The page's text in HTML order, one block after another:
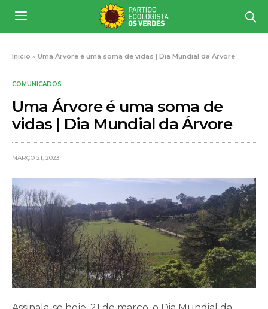
Início »Uma Árvore é uma soma de vidas | Dia Mundial da Árvore
COMUNICADOS
Uma Árvore é uma soma de
vidas | Dia Mundial da Árvore
MARÇO 21, 2023